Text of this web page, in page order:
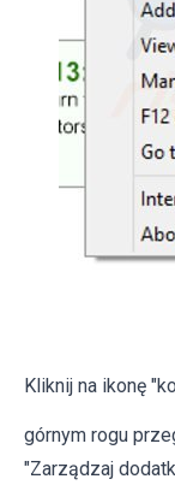
Kliknij na ikonę
górnym rogu
"Zarządzaj